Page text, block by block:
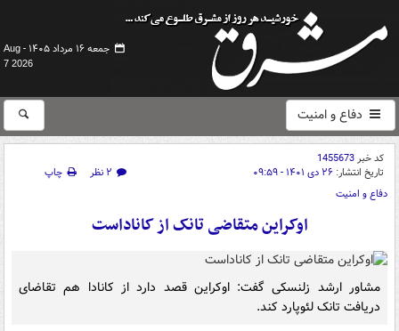
جمعه ۱۶ مرداد ۱۴۰۵ -
Aug
7 2026
دفاع و امنیت
کد خبر1455673
تاریخ انتشار: ۲۶ دی ۱۴۰۱ - ۰۹:۵۹ ۲ نظر
چاپ
دفاع و امنیت
اوکراین متقاضی تانک از کاناداست
مشاور ارشد زلنسکی گفت: اوکراین قصد دارد از کانادا هم تقاضای
دریافت تانک لئوپارد کند.